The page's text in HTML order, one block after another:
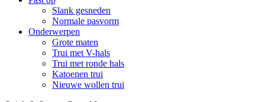
Slank gesneden
Normale pasvorm
Onderwerpen
Grote maten
Trui met V-hals
Trui met ronde hals
Katoenen trui
Nieuwe wollen trui